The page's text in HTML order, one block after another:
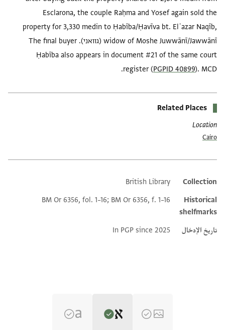
Esclarona, the couple Raḥma and Yosef again sold the
property for 3,330 medin to Ḥabība/Ḥavīva bt. Elʿazar Naqīb,
widow of Moshe Juwwānī/Jawwānī (גוואני). The final buyer
Ḥabība also appears in document #21 of the same court
register (PGPID 40899). MCD.
Related Places
Location
Cairo
Additional metadata
Collection
British Library
Historical
shelfmarks
BM Or 6356, fol. 1–16; BM Or 6356, f. 1–16
تاريخ الإدخال In PGP since 2025